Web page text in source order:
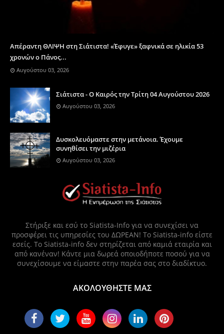
Απέραντη ΘΛΙΨΗ στη Σιάτιστα! «Έφυγε» ξαφνικά σε ηλικία 53
χρονών ο Πάνος...
Αυγούστου 03, 2026
Σιάτιστα - Ο Καιρός την Τρίτη 04 Αυγούστου 2026
Αυγούστου 03, 2026
Δυσκολευόμαστε στην μετάνοια. Έχουμε
συνηθίσει την μιζέρια
Αυγούστου 03, 2026
Στήριξε και εσύ το Siatista-Info για να συνεχίσει να
προσφέρει τις υπηρεσίες του ΔΩΡΕΑΝ! Το Siatista-info είστε
εσείς. Το Siatista-info δεν στηρίζεται από καμιά εταιρία και
από κανέναν! Κάντε μια δωρεά οποιοδήποτε ποσού για να
συνεχίσουμε να είμαστε στην παρέα σας στο διαδίκτυο.
ΑΚΟΛΟΥΘΗΣΤΕ ΜΑΣ